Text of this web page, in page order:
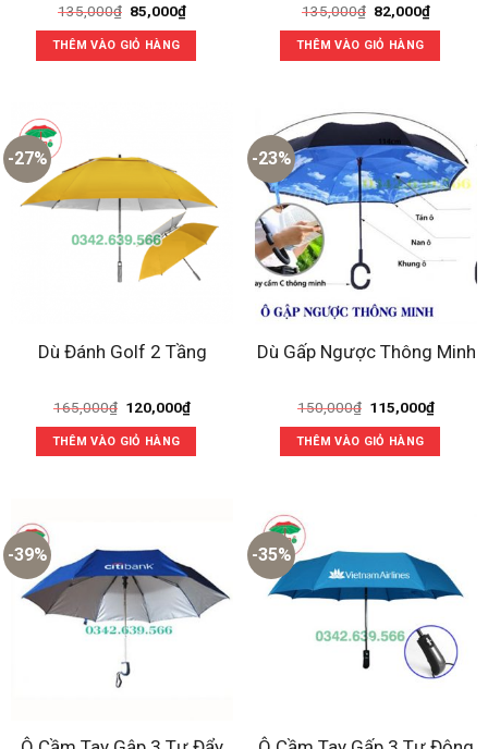
135,000₫ Giá
gốc
là:
135,000₫.
85,000₫Giá
85,000₫.
THÊM VÀO GIỎ HÀNG
135,000₫ Giá
gốc
là:
135,000₫.
82,000₫Giá
82,000₫.
THÊM VÀO GIỎ HÀNG
-27%
Dù Đánh Golf 2 Tầng
165,000₫ Giá
là:
165,000₫.
120,000₫Giá
THÊM VÀO GIỎ HÀNG
-23%
Dù Gấp Ngược Thông Minh
150,000₫ Giá
là:
150,000₫.
115,000₫Giá
THÊM VÀO GIỎ HÀNG
-39% -35%